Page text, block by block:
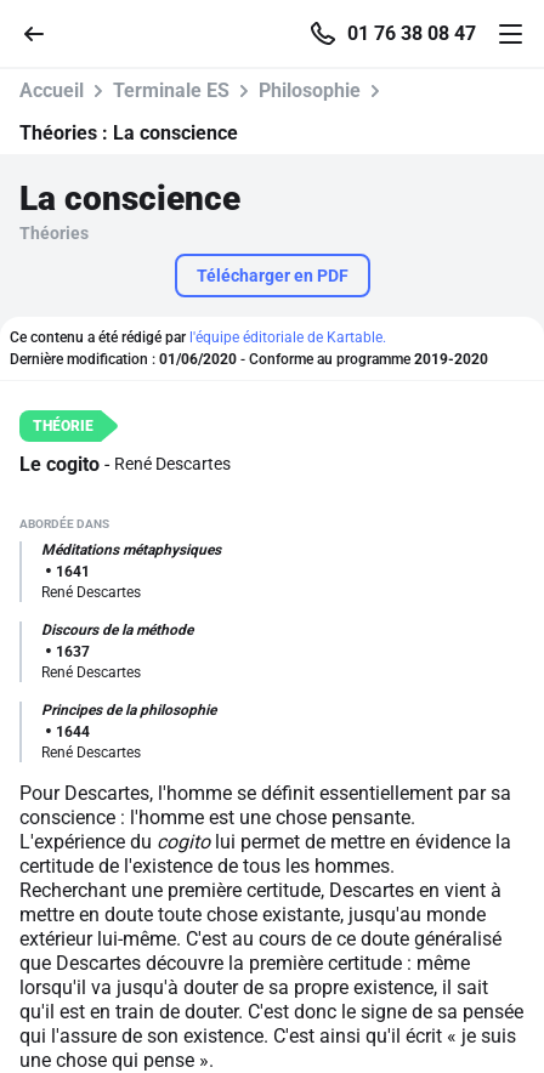
01 76 38 08 47
Accueil
Recherche
S'inscrire gratuitement
Accueil Terminale ES
Philosophie
Théories : La conscience
La conscience
Théories
Télécharger en PDF
Ce contenu a été rédigé par l'équipe éditoriale de Kartable.
Dernière modification : 01/06/2020 - Conforme au programme 2019-2020
Le cogito René Descartes
René Descartes
Méditations métaphysiques
1641
René Descartes
Discours de la méthode
1637
René Descartes
Principes de la philosophie
1644
Pour Descartes, l'homme se définit essentiellement par sa
conscience : l'homme est une chose pensante.
L'expérience du cogitolui permet de mettre en évidence la
certitude de l'existence de tous les hommes.
Recherchant une première certitude, Descartes en vient à
mettre en doute toute chose existante, jusqu'au monde
extérieur lui-même. C'est au cours de ce doute généralisé
que Descartes découvre la première certitude : même
lorsqu'il va jusqu'à douter de sa propre existence, il sait
qu'il est en train de douter. C'est donc le signe de sa pensée
qui l'assure de son existence. C'est ainsi qu'il écrit « je suis
une chose qui pense ».